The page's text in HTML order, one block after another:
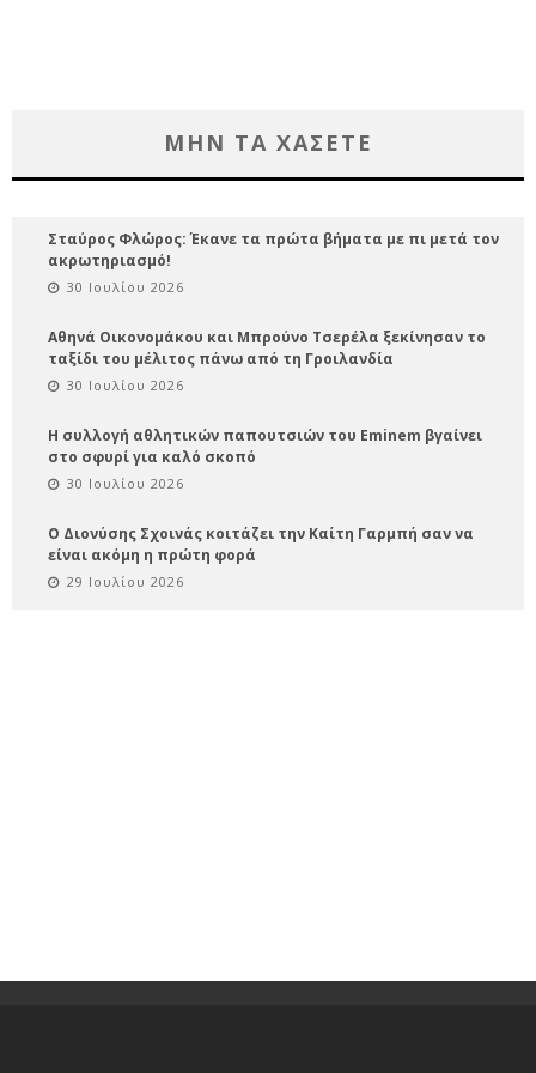
ΜΗΝ ΤΑ ΧΑΣΕΤΕ
Σταύρος Φλώρος: Έκανε τα πρώτα βήματα με πι μετά τον
ακρωτηριασμό!
30 Ιουλίου 2026
Αθηνά Οικονομάκου και Μπρούνο Τσερέλα ξεκίνησαν το
ταξίδι του μέλιτος πάνω από τη Γροιλανδία
30 Ιουλίου 2026
Η συλλογή αθλητικών παπουτσιών του Eminem βγαίνει
στο σφυρί για καλό σκοπό
30 Ιουλίου 2026
Ο Διονύσης Σχοινάς κοιτάζει την Καίτη Γαρμπή σαν να
είναι ακόμη η πρώτη φορά
29 Ιουλίου 2026